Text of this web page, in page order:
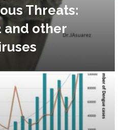
Threats:
and other